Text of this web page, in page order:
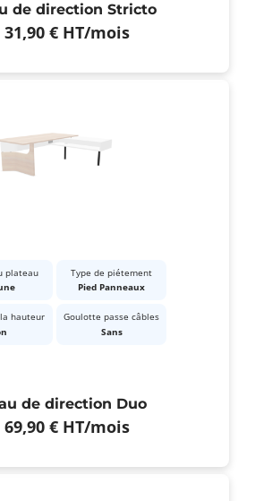
de direction Stricto
31,90 € HT/mois
plateau
Type de piétement
Pied Panneaux
la hauteur
Goulotte passe câbles
Sans
de direction Duo
69,90 € HT/mois